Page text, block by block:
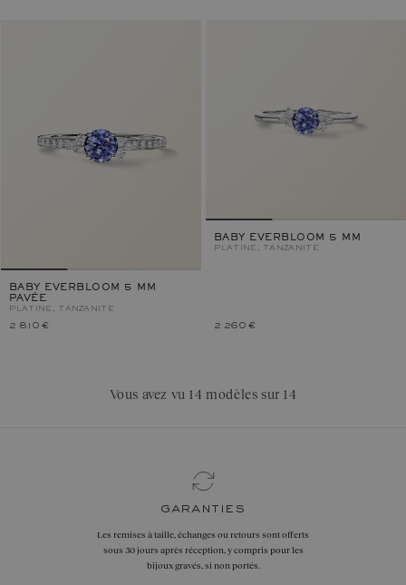
BABY EVERBLOOM 5 MM
PAVÉE
PLATINE, TANZANITE
2 810 €
BABY EVERBLOOM 5 MM
PLATINE, TANZANITE
2 260 €
Vous avez vu 14 modèles sur 14
garanties
Les remises à taille, échanges ou retours sont offerts
sous 30 jours après réception, y compris pour les
bijoux gravés, si non portés.